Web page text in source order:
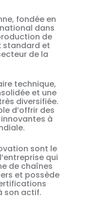
fondée en
dans
de
standard et
de la
technique,
et une
diversifiée.
d’offrir des
à
sont le
qui
de chaînes
et possède
son actif.